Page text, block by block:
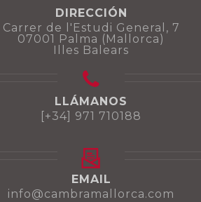
DIRECCIÓN
Carrer de l'Estudi General, 7
07001 Palma (Mallorca)
Illes Balears
LLÁMANOS
[+34] 971 710188
EMAIL
info@cambramallorca.com